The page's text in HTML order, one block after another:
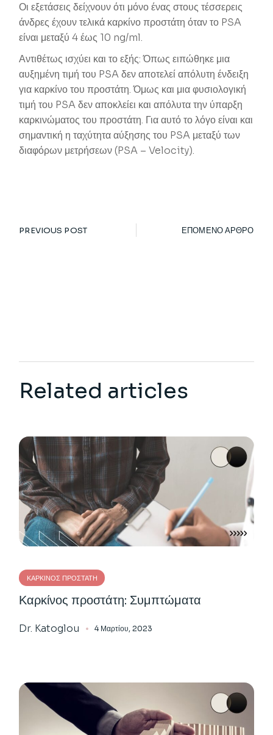
Οι εξετάσεις δείχνουν ότι μόνο ένας στους τέσσερεις
άνδρες έχουν τελικά καρκίνο προστάτη όταν το PSA
είναι μεταξύ 4 έως 10 ng/ml.
Αντιθέτως ισχύει και το εξής: Όπως ειπώθηκε μια
αυξημένη τιμή του PSA δεν αποτελεί απόλυτη ένδειξη
για καρκίνο του προστάτη. Όμως και μια φυσιολογική
τιμή του PSA δεν αποκλείει και απόλυτα την ύπαρξη
καρκινώματος του προστάτη. Για αυτό το λόγο είναι και
σημαντική η ταχύτητα αύξησης του PSA μεταξύ των
διαφόρων μετρήσεων (PSA – Velocity).
PREVIOUS POST ΕΠΟΜΕΝΟ ΑΡΘΡΟ
Related articles
ΚΑΡΚΊΝΟΣ ΠΡΟΣΤΆΤΗ
Καρκίνος προστάτη: Συμπτώματα
Dr. Katoglou 4 Μαρτίου, 2023